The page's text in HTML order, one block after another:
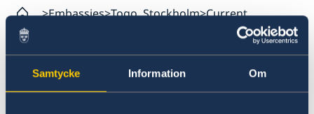
Samtycke Information Om
Embassies Togo, Stockholm Current
Togo, Stockholm
Contact